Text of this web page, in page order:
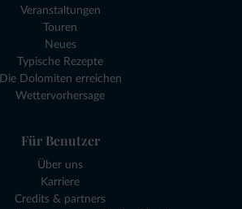
Veranstaltungen
Touren
Neues
Typische Rezepte
Die Dolomiten erreichen
Wettervorhersage
Für Benutzer
Über uns
Karriere
Credits & partners